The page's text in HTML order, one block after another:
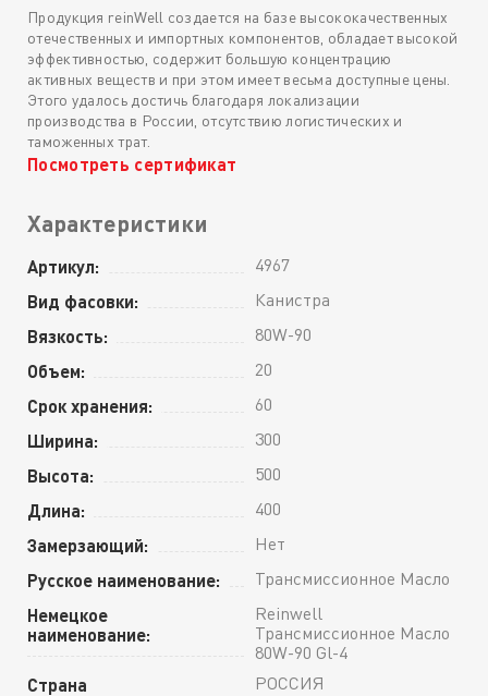
Продукция reinWell создается на базе высококачественных
отечественных и импортных компонентов, обладает высокой
эффективностью, содержит большую концентрацию
активных веществ и при этом имеет весьма доступные цены.
Этого удалось достичь благодаря локализации
производства в России, отсутствию логистических и
таможенных трат.
Посмотреть сертификат
Характеристики
Артикул: 4967
Вид фасовки: Канистра
Вязкость: 80W-90
Объем: 20
Срок хранения: 60
Ширина: 300
Высота: 500
Длина: 400
Замерзающий: Нет
Русское наименование: Трансмиссионное Масло
Немецкое
наименование:
Reinwell
Трансмиссионное Масло
80W-90 Gl-4
Страна
РОССИЯ